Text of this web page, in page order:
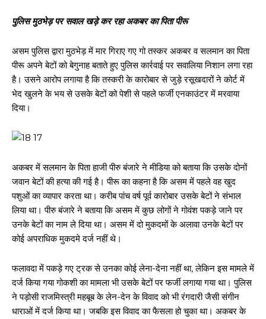
पुलिस मुठभेड़ पर सवाल खड़े कर रहा अकबर का पिता पीरू
असम पुलिस द्वारा मुठभेड़ में मार गिराए गए गो तस्कर अकबर व सलमान का पिता
पीरू अपने बेटों को बेगुनाह बताते हुए पुलिस कार्रवाई पर सवालिया निशान लगा रहा
है। उसने आरोप लगाया है कि तस्करी के कारोबार से जुड़े रसूखदारों ने कोर्ट में
भेद खुलने के भय से उसके बेटों को पेशी से पहले फर्जी एनकाउंटर में मरवाया
दिया।
अकबर में सलमान के पिता हाजी पीरु बंजारे ने मीडिया को बताया कि उसके दोनों
जवान बेटों की हत्या की गई है। पीरू का कहना है कि असम में पहले वह खुद
पशुओं का व्यापार करता था। करीब पांच वर्ष पूर्व कारोबार उसके बेटों ने संभाल
लिया था। पीरु बंजारे ने बताया कि असम में कुछ लोगों ने गोवंश पकड़े जाने पर
उनके बेटों का नाम ले दिया था। असम में दो मुकदमों के अलावा उनके बेटों पर
कोई अपराधिक मुकदमे दर्ज नहीं थे।
फलावदा में पकड़े गए ट्रक से उनका कोई लेना-देना नहीं था, लेकिन इस मामले में
दर्ज किया गया गोकशी का मामला भी उसके बेटों पर फर्जी लगाया गया था। पुलिस
ने पड़ोसी राजमिस्त्री महबूब के लेन-देन के विवाद को भी रंगदारी जैसी संगीन
धाराओं में दर्ज किया था। जबकि इस विवाद का फैसला हो चुका था। अकबर के